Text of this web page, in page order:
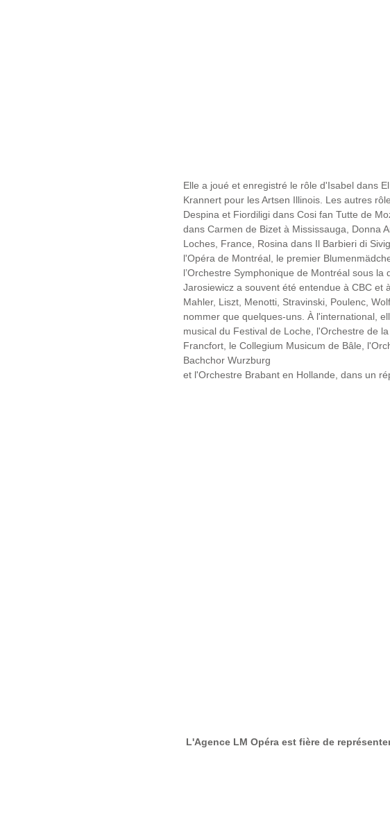
Elle a joué et enregistré le rôle d'Isabel dans
Krannert pour les Artsen Illinois. Les autres
Despina et Fiordiligi dans Cosi fan Tutte de
dans Carmen de Bizet à Mississauga, Donna
Loches, France, Rosina dans Il Barbieri di
l'Opéra de Montréal, le premier
l’Orchestre Symphonique de Montréal sous
Jarosiewicz a souvent été entendue à CBC
Mahler, Liszt, Menotti, Stravinski, Poulenc,
nommer que quelques-uns. À l'international,
musical du Festival de Loche, l'Orchestre de
Francfort, le Collegium Musicum de Bâle,
Bachchor Wurzburg
et l'Orchestre Brabant en Hollande, dans un
L'Agence LM Opéra est fière de